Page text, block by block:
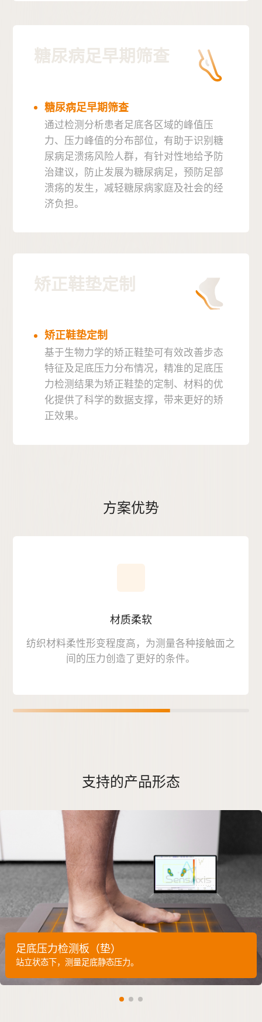
糖尿病足早期筛查
糖尿病足早期筛查
通过检测分析患者足底各区域的峰值压
力、压力峰值的分布部位，有助于识别糖
尿病足溃疡风险人群，有针对性地给予防
治建议，防止发展为糖尿病足，预防足部
溃疡的发生，减轻糖尿病家庭及社会的经
济负担。
矫正鞋垫定制
矫正鞋垫定制
基于生物力学的矫正鞋垫可有效改善步态
特征及足底压力分布情况，精准的足底压
力检测结果为矫正鞋垫的定制、材料的优
化提供了科学的数据支撑，带来更好的矫
正效果。
方案优势
材质柔软
纺织材料柔性形变程度高，为测量各种接触面之
间的压力创造了更好的条件。
支持的产品形态
足底压力检测板（垫）
站立状态下，测量足底静态压力。